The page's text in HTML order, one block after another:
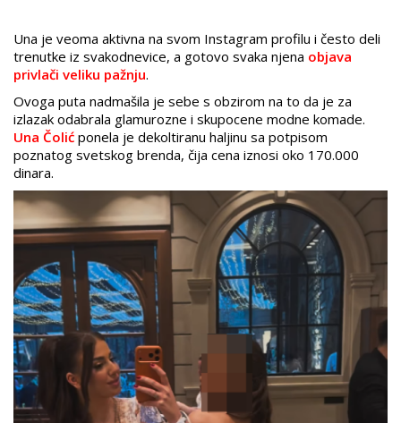
Una je veoma aktivna na svom Instagram profilu i često deli
trenutke iz svakodnevice, a gotovo svaka njena objava
privlači veliku pažnju.
Ovoga puta nadmašila je sebe s obzirom na to da je za
izlazak odabrala glamurozne i skupocene modne komade.
Una Čolić ponela je dekoltiranu haljinu sa potpisom
poznatog svetskog brenda, čija cena iznosi oko 170.000
dinara.